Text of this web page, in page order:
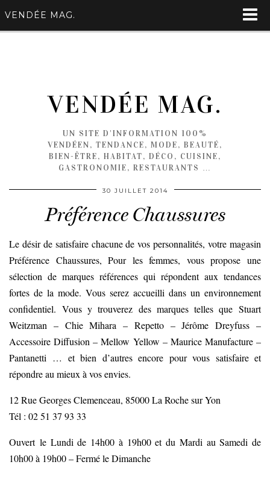
VENDÉE MAG.
VENDÉE MAG.
UN SITE D'INFORMATION 100%
VENDÉEN, TENDANCE, MODE, BEAUTÉ,
BIEN-ÊTRE, HABITAT, DÉCO, CUISINE,
GASTRONOMIE, RESTAURANTS …
30 JUILLET 2014
Préférence Chaussures
Le désir de satisfaire chacune de vos personnalités, votre magasin
Préférence Chaussures, Pour les femmes, vous propose une
sélection de marques références qui répondent aux tendances
fortes de la mode. Vous serez accueilli dans un environnement
confidentiel. Vous y trouverez des marques telles que Stuart
Weitzman – Chie Mihara – Repetto – Jérôme Dreyfuss –
Accessoire Diffusion – Mellow Yellow – Maurice Manufacture –
Pantanetti … et bien d’autres encore pour vous satisfaire et
répondre au mieux à vos envies.
12 Rue Georges Clemenceau, 85000 La Roche sur Yon
Tél : 02 51 37 93 33
Ouvert le Lundi de 14h00 à 19h00 et du Mardi au Samedi de
10h00 à 19h00 – Fermé le Dimanche